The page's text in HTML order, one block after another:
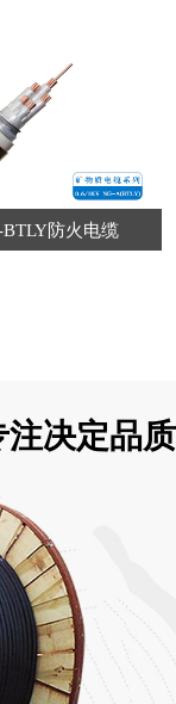
防火电缆
决定品质